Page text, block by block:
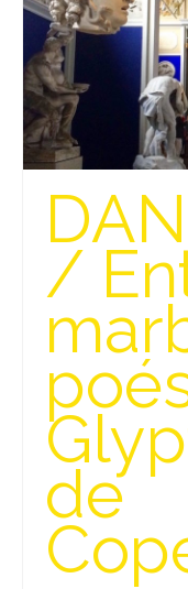
Corée du
Japon
Fukuoka
Kyoto
Mont
Nikko
Tokyo
Malaisie
Penang
Singapour
Vietnam
/
de